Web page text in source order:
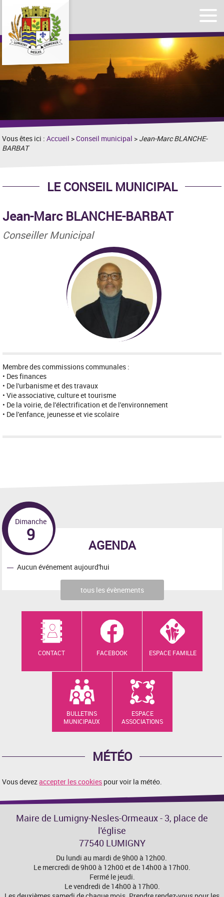
le
formulaire
de
recherche
Vous êtes ici :Accueil >Conseil municipal > Jean-Marc BLANCHE-
BARBAT
LE CONSEIL MUNICIPAL
Jean-Marc BLANCHE-BARBAT
Conseiller Municipal
Membre des commissions communales :
• Des finances
• De l'urbanisme et des travaux
• Vie associative, culture et tourisme
• De la voirie, de l'électrification et de l'environnement
• De l'enfance, jeunesse et vie scolaire
AGENDA
Dimanche
9
Aucun événement aujourd'hui
tous les évènements
CONTACT FACEBOOK ESPACE FAMILLE
BULLETINS
MUNICIPAUX
ESPACE
ASSOCIATIONS
MÉTÉO
Vous devezaccepter les cookies pour voir la météo.
Maire de Lumigny-Nesles-Ormeaux - 3, place de
l'église
77540 LUMIGNY
Du lundi au mardi de 9h00 à 12h00.
Le mercredi de 9h00 à 12h00 et de 14h00 à 17h00.
Fermé le jeudi.
Le vendredi de 14h00 à 17h00.